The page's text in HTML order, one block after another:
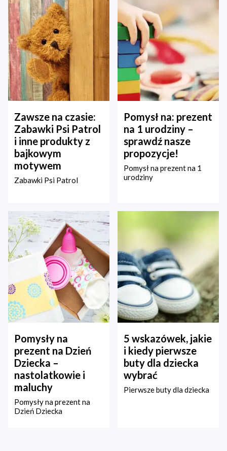
Zawsze na czasie:
Zabawki Psi Patrol
i inne produkty z
bajkowym
motywem
Zabawki Psi Patrol
Pomysł na: prezent
na 1 urodziny –
sprawdź nasze
propozycje!
Pomysł na prezent na 1
urodziny
Pomysły na
prezent na Dzień
Dziecka –
nastolatkowie i
maluchy
Pomysły na prezent na
Dzień Dziecka
5 wskazówek, jakie
i kiedy pierwsze
buty dla dziecka
wybrać
Pierwsze buty dla dziecka